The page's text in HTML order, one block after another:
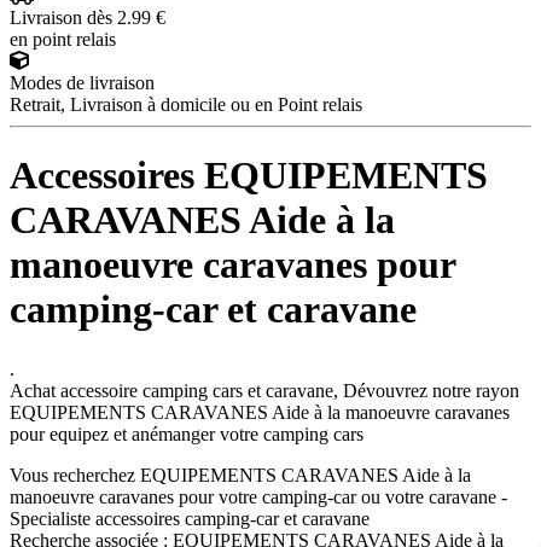
Livraison dès 2.99 €
en point relais
Modes de livraison
Retrait, Livraison à domicile ou en Point relais
Accessoires EQUIPEMENTS
CARAVANES Aide à la
manoeuvre caravanes pour
camping-car et caravane
.
Achat accessoire camping cars et caravane, Dévouvrez notre rayon
EQUIPEMENTS CARAVANES Aide à la manoeuvre caravanes
pour equipez et anémanger votre camping cars
Vous recherchez EQUIPEMENTS CARAVANES Aide à la
manoeuvre caravanes pour votre camping-car ou votre caravane -
Specialiste accessoires camping-car et caravane
Recherche associée : EQUIPEMENTS CARAVANES Aide à la